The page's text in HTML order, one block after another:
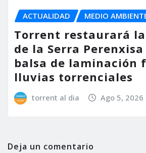
ACTUALIDAD MEDIO
Torrent restaurará
de la Serra
balsa de laminación
lluvias torrenciales
torrent al dia Ago 5, 2026
Deja un comentario